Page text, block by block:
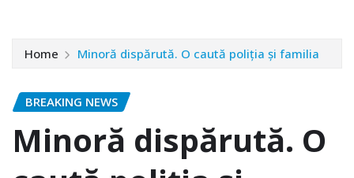
Home Minoră dispărută. O caută poliția și familia
BREAKING NEWS
Minoră dispărută. O